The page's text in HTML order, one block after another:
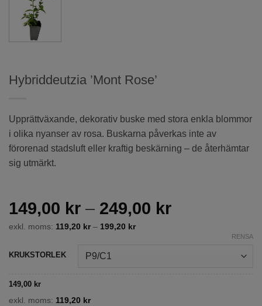
Hybriddeutzia ’Mont Rose’
Upprättväxande, dekorativ buske med stora enkla blommor
i olika nyanser av rosa. Buskarna påverkas inte av
förorenad stadsluft eller kraftig beskärning – de återhämtar
sig utmärkt.
149,00 kr – 249,00 krPrisintervall:
249,00 kr
exkl. moms: 119,20 kr– 199,20 kr
KRUKSTORLEK
RENSA
149,00 kr
exkl. moms: 119,20 kr